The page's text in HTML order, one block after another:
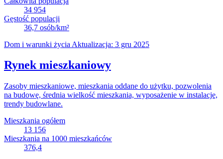
34 954
Gęstość populacji
36,7 osób/km²
Dom i warunki życia Aktualizacja: 3 gru 2025
Rynek mieszkaniowy
Zasoby mieszkaniowe, mieszkania oddane do użytku, pozwolenia
na budowę, średnia wielkość mieszkania, wyposażenie w instalacje,
trendy budowlane.
Mieszkania ogółem
13 156
Mieszkania na 1000 mieszkańców
376,4